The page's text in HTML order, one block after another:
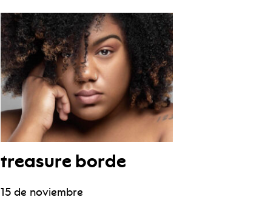
treasure borde
15 de noviembre